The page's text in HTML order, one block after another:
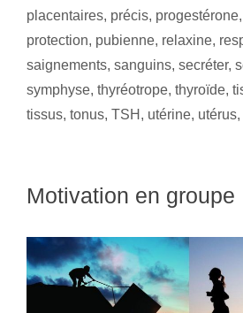
placentaires, précis, progestérone,
protection, pubienne, relaxine,
saignements, sanguins, secréter,
symphyse, thyréotrope, thyroïde,
tissus, tonus, TSH , utérine, utérus,
Motivation en groupe